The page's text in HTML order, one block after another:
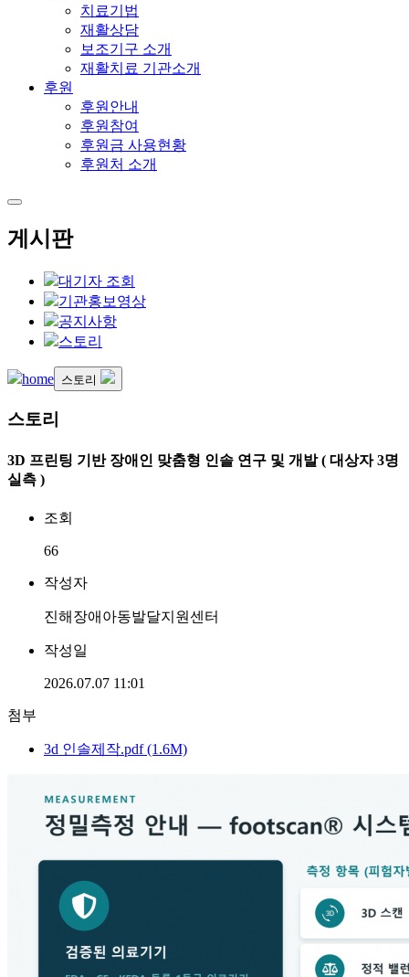
치료기법
재활상담
보조기구 소개
재활치료 기관소개
후원
후원안내
후원참여
후원금 사용현황
후원처 소개
게시판
대기자 조회
기관홍보영상
공지사항
스토리
home 스토리
스토리
3D 프린팅 기반 장애인 맞춤형 인솔 연구 및 개발 ( 대상자 3명
실측 )
조회
66
작성자
진해장애아동발달지원센터
작성일
2026.07.07 11:01
첨부
3d 인솔제작.pdf (1.6M)